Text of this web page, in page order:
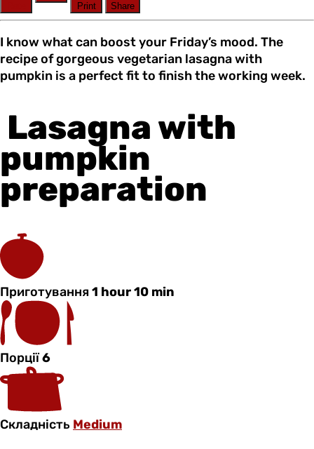
Print
Share
I know what can boost your Friday’s mood. The
recipe of gorgeous vegetarian lasagna with
pumpkin is a perfect fit to finish the working week.
Lasagna with
pumpkin
preparation
Приготування1 hour 10 min
Порції6
Складність Medium